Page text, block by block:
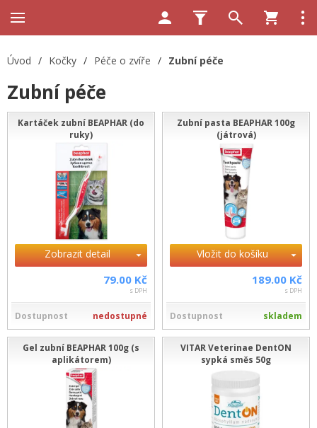
Úvod / Kočky / Péče o zvíře / Zubní péče
Zubní péče
Kartáček zubní BEAPHAR (do
ruky)
Zobrazit detail
79.00 Kč
s DPH
Dostupnost nedostupné
Zubní pasta BEAPHAR 100g
(játrová)
Vložit do košíku
189.00 Kč
s DPH
Dostupnost skladem
Gel zubní BEAPHAR 100g (s
aplikátorem)
VITAR Veterinae DentON
sypká směs 50g